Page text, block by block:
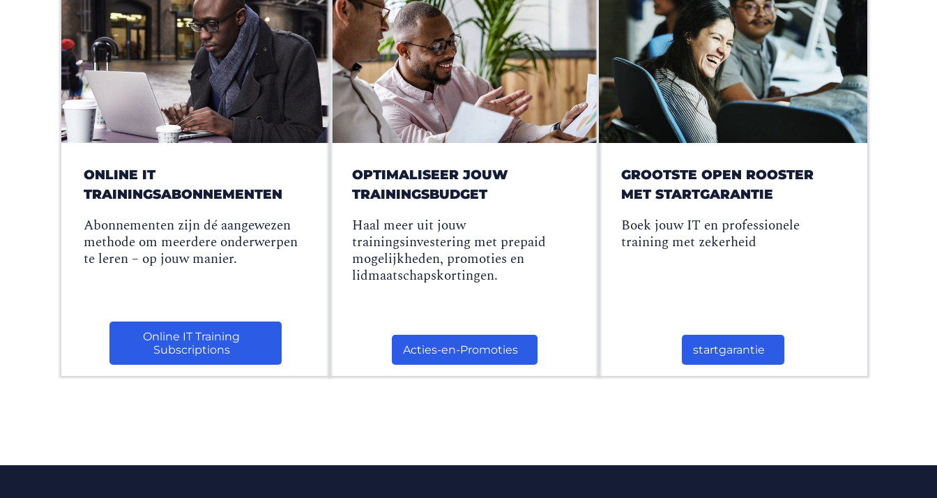
ONLINE IT
TRAININGSABONNEMENTEN
Abonnementen zijn dé aangewezen
methode om meerdere onderwerpen
te leren – op jouw manier.
Online IT Training
Subscriptions
OPTIMALISEER JOUW
TRAININGSBUDGET
Haal meer uit jouw
trainingsinvestering met prepaid
mogelijkheden, promoties en
lidmaatschapskortingen.
Acties-en-Promoties
GROOTSTE OPEN ROOSTER
MET STARTGARANTIE
Boek jouw IT en professionele
training met zekerheid
startgarantie